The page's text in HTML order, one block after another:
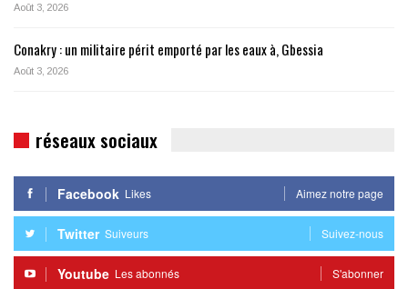
Août 3, 2026
Conakry : un militaire périt emporté par les eaux à, Gbessia
Août 3, 2026
réseaux sociaux
Facebook Likes Aimez notre page
Twitter Suiveurs Suivez-nous
Youtube Les abonnés S'abonner